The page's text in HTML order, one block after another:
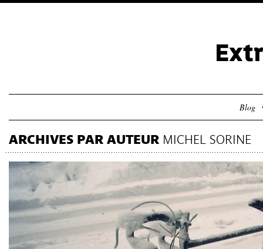
Blog
ARCHIVES PAR AUTEUR MICHEL SORINE